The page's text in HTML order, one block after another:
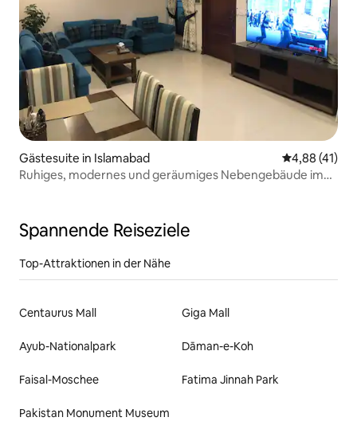
Gästesuite in Islamabad
4,88 (41)
Ruhiges, modernes und geräumiges Nebengebäude im
Spannende Reiseziele
Top-Attraktionen in der Nähe
Centaurus Mall Giga Mall
Ayub-Nationalpark Dāman-e-Koh
Faisal-Moschee Fatima Jinnah Park
Pakistan Monument Museum